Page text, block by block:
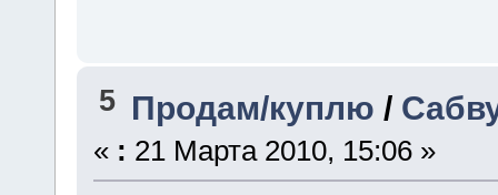
5 Продам/куплю /
« : 21 Марта 2010, 15:06 »